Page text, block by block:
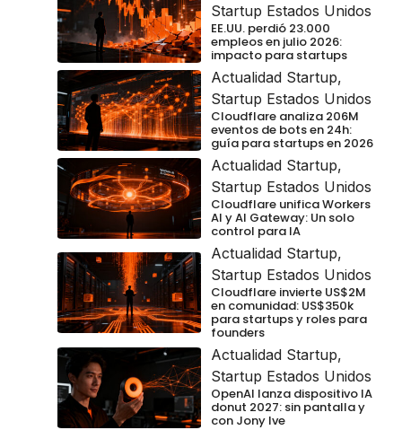
Startup Estados Unidos
EE.UU. perdió 23.000
empleos en julio 2026:
impacto para startups
Actualidad Startup,
Startup Estados Unidos
Cloudflare analiza 206M
eventos de bots en 24h:
guía para startups en 2026
Actualidad Startup,
Startup Estados Unidos
Cloudflare unifica Workers
AI y AI Gateway: Un solo
control para IA
Actualidad Startup,
Startup Estados Unidos
Cloudflare invierte US$2M
en comunidad: US$350k
para startups y roles para
founders
Actualidad Startup,
Startup Estados Unidos
OpenAI lanza dispositivo IA
donut 2027: sin pantalla y
con Jony Ive